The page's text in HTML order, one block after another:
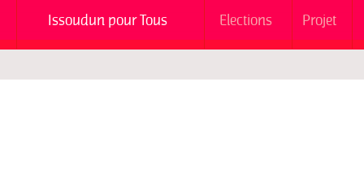
Issoudun pour Tous Elections Projet